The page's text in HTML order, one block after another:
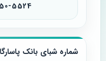
5524
شماره شبای بانک